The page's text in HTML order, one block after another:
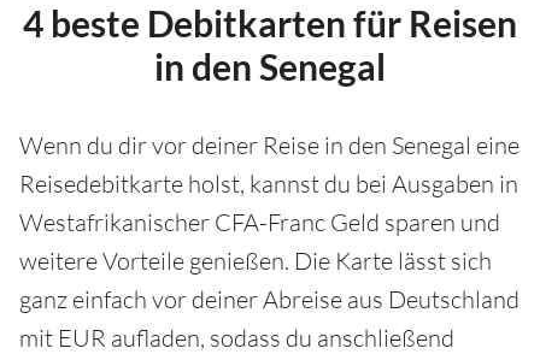
4 beste Debitkarten für Reisen
in den Senegal
Wenn du dir vor deiner Reise in den Senegal eine
Reisedebitkarte holst, kannst du bei Ausgaben in
Westafrikanischer CFA-Franc Geld sparen und
weitere Vorteile genießen. Die Karte lässt sich
ganz einfach vor deiner Abreise aus Deutschland
mit EUR aufladen, sodass du anschließend